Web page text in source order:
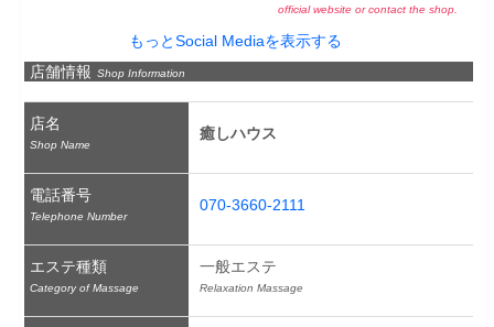
official website or contact the shop.
もっとSocial Mediaを表示する
店舗情報 Shop Information
店名
Shop Name
癒しハウス
電話番号
Telephone Number
070-3660-2111
エステ種類
Category of Massage
一般エステ
Relaxation Massage